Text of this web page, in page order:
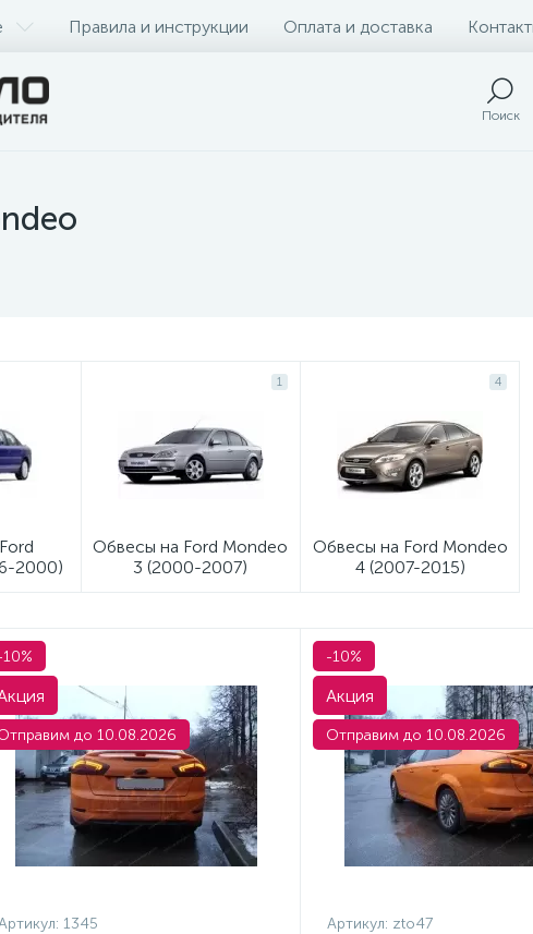
Правила и инструкции Оплата и доставка
Поиск
2000)
1
Обвесы на Ford Mondeo
3 (2000-2007)
4
Обвесы на Ford Mondeo
4 (2007-2015)
до 10.08.2026
1345
-10%
Акция
Отправим до 10.08.2026
Артикул: zto47